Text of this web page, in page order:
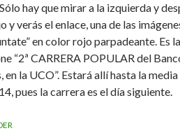
hay que mirar a la izquierda y
y verás el enlace, una de las
en color rojo parpadeante. Es
“2ª CARRERA POPULAR del
en la UCO”. Estará allí hasta la
pues la carrera es el día siguiente.